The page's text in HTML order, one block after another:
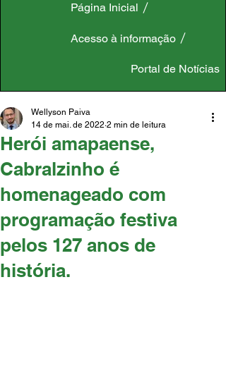
Página Inicial
Acesso à informação
Portal de Notícias
Herói amapaense,
Cabralzinho é
homenageado com
programação festiva
pelos 127 anos de
história.
Wellyson Paiva
14 de mai. de 2022 2 min de leitura